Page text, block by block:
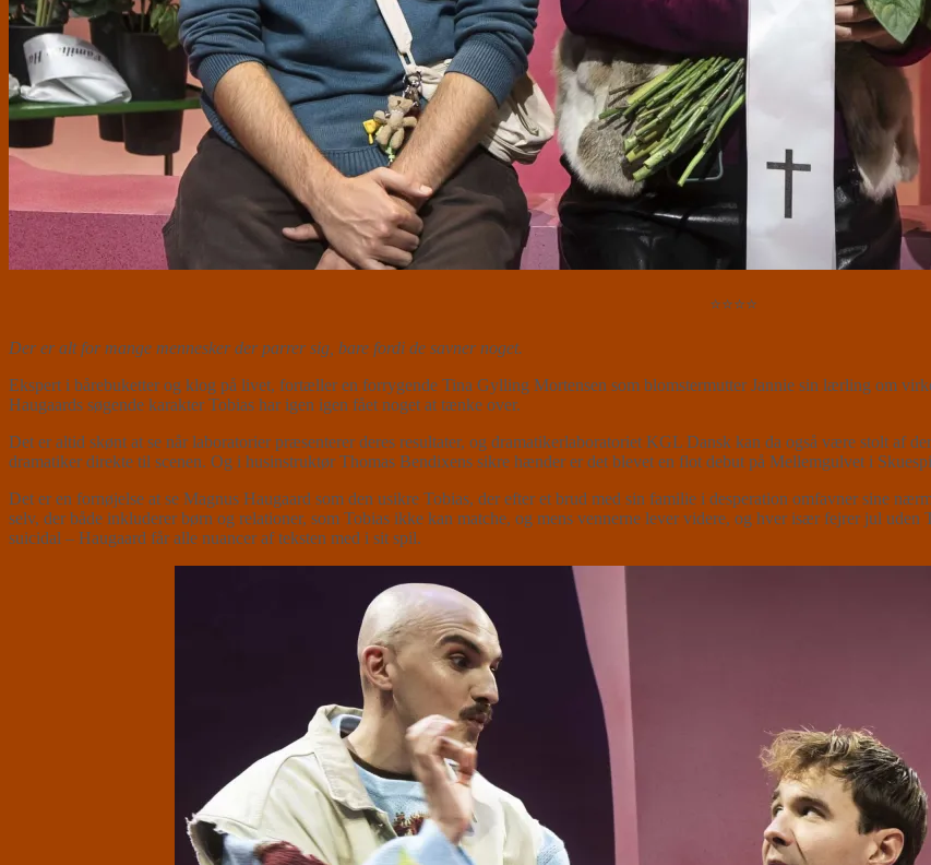
⭐⭐⭐⭐
Der er alt for mange mennesker der parrer sig, bare fordi de savner noget.
Ekspert i bårebuketter og klog på livet, fortæller en forrygende Tina Gylling Mortensen som blomstermutter Jannie sin lærling om
Haugaards søgende karakter Tobias har igen igen fået noget at tænke over.
Det er altid skønt at se når laboratorier præsenterer deres resultater, og dramatikerlaboratoriet KGL Dansk kan da også være stolt af
dramatiker direkte til scenen. Og i husinstruktør Thomas Bendixens sikre hænder er det blevet en flot debut på Mellemgulvet i
Det er en fornøjelse at se Magnus Haugaard som den usikre Tobias, der efter et brud med sin familie i desperation omfavner sine
selv, der både inkluderer børn og relationer, som Tobias ikke kan matche, og mens vennerne lever videre, og hver især fejrer jul
suicidal – Haugaard får alle nuancer af teksten med i sit spil.